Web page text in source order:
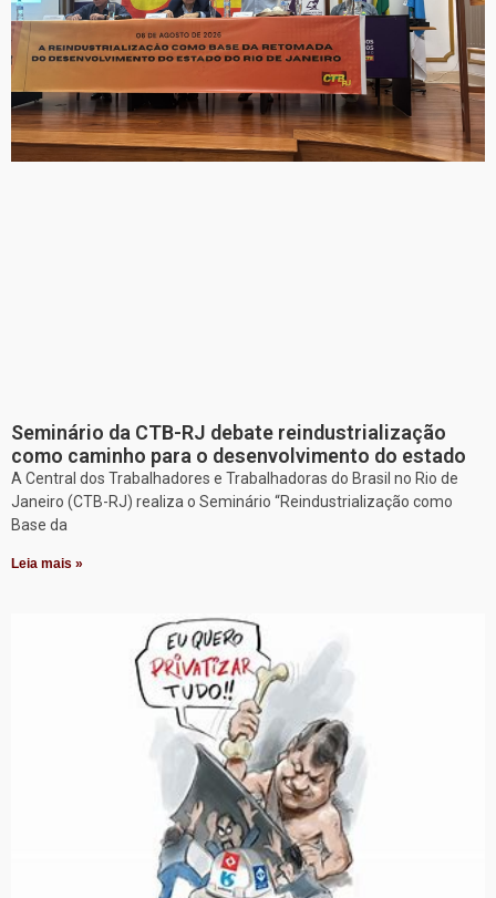
Seminário da CTB-RJ debate reindustrialização
como caminho para o desenvolvimento do estado
A Central dos Trabalhadores e Trabalhadoras do Brasil no Rio de
Janeiro (CTB-RJ) realiza o Seminário “Reindustrialização como
Base da
Leia mais »